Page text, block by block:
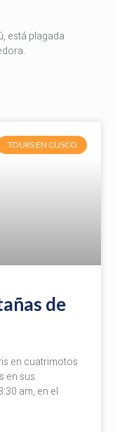
está plagada
TOURS EN CUSCO
de
en cuatrimotos
en sus
am, en el